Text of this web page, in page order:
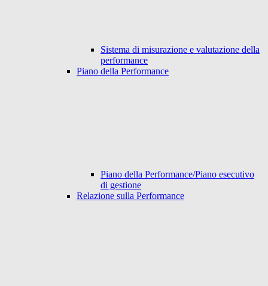
Sistema di misurazione e valutazione della
performance
Piano della Performance
Piano della Performance/Piano esecutivo
di gestione
Relazione sulla Performance